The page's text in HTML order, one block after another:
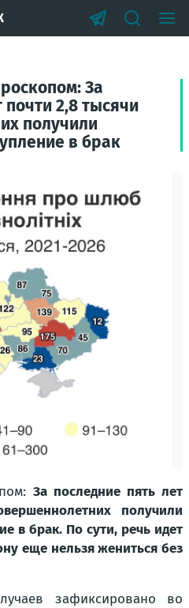
За
почти 2,8 тысячи
получили
в брак
За последние пять лет
получили
в брак. По сути, речь идет
еще нельзя жениться без
зафиксировано во